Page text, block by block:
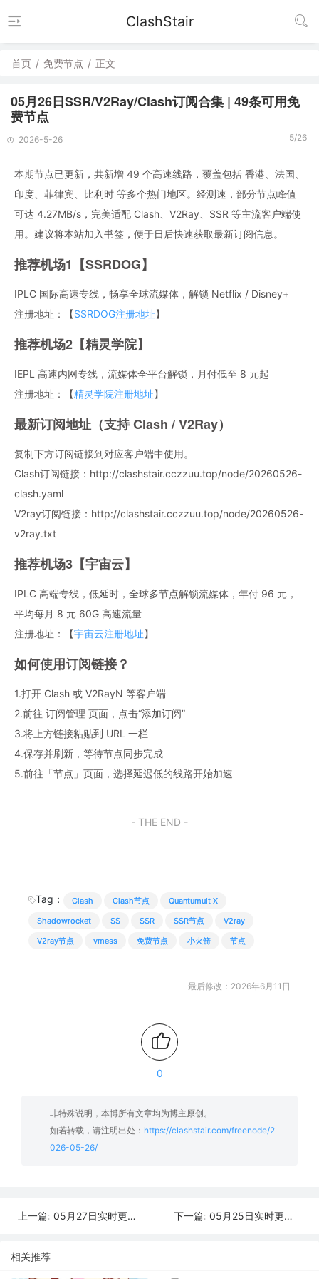
ClashStair
首页 / 免费节点 / 正文
05月26日SSR/V2Ray/Clash订阅合集 | 49条可用免
费节点
2026-5-26 5/26
本期节点已更新，共新增 49 个高速线路，覆盖包括 香港、法国、
印度、菲律宾、比利时 等多个热门地区。经测速，部分节点峰值
可达 4.27MB/s，完美适配 Clash、V2Ray、SSR 等主流客户端使
用。建议将本站加入书签，便于日后快速获取最新订阅信息。
推荐机场1【SSRDOG】
IPLC 国际高速专线，畅享全球流媒体，解锁 Netflix / Disney+
注册地址：【SSRDOG注册地址】
推荐机场2【精灵学院】
IEPL 高速内网专线，流媒体全平台解锁，月付低至 8 元起
注册地址：【精灵学院注册地址】
最新订阅地址（支持 Clash / V2Ray）
复制下方订阅链接到对应客户端中使用。
Clash订阅链接：http://clashstair.cczzuu.top/node/20260526-
clash.yaml
V2ray订阅链接：http://clashstair.cczzuu.top/node/20260526-
v2ray.txt
推荐机场3【宇宙云】
IPLC 高端专线，低延时，全球多节点解锁流媒体，年付 96 元，
平均每月 8 元 60G 高速流量
注册地址：【宇宙云注册地址】
如何使用订阅链接？
1.打开 Clash 或 V2RayN 等客户端
2.前往 订阅管理 页面，点击“添加订阅”
3.将上方链接粘贴到 URL 一栏
4.保存并刷新，等待节点同步完成
5.前往「节点」页面，选择延迟低的线路开始加速
- THE END -
Tag： Clash Clash节点
Quantumult X
Shadowrocket
SS SSR SSR节点
V2ray
V2ray节点
vmess 免费节点 小火箭 节点
最后修改：2026年6月11日
0
非特殊说明，本博所有文章均为博主原创。
如若转载，请注明出处： https://clashstair.com/freenode/2
026-05-26/
上一篇: 05月27日实时更新：22条可用SSR/V2Ray/Clash节点 下一篇: 05月25日实时更新：31条可用SSR/V2Ray/Clash节点
相关推荐